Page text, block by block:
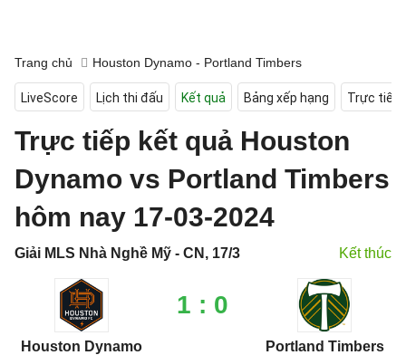
Trang chủ Houston Dynamo - Portland Timbers
LiveScore Lịch thi đấu Kết quả Bảng xếp hạng Trực tiếp
Trực tiếp kết quả Houston
Dynamo vs Portland Timbers
hôm nay 17-03-2024
Giải MLS Nhà Nghề Mỹ - CN, 17/3 Kết thúc
Houston Dynamo
1 : 0
Portland Timbers